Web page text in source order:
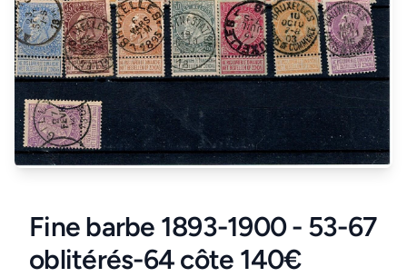
Fine barbe 1893-1900 - 53-67
oblitérés-64 côte 140€